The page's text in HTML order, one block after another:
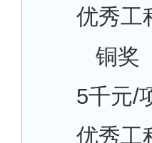
优秀工
铜奖
5千元/
优秀工